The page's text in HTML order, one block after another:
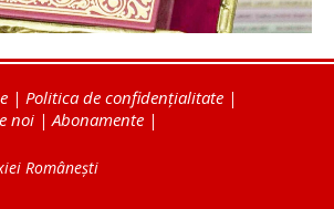
| Politica de confidențialitate |
noi | Abonamente |
Românești